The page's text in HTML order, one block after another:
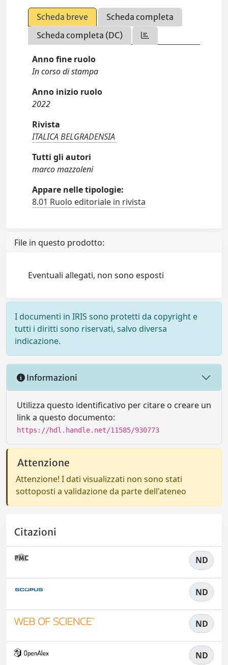
Scheda breve
Scheda completa
Scheda completa (DC)
Anno fine ruolo
In corso di stampa
Anno inizio ruolo
2022
Rivista
ITALICA BELGRADENSIA
Tutti gli autori
marco mazzoleni
Appare nelle tipologie:
8.01 Ruolo editoriale in rivista
File in questo prodotto:
Eventuali allegati, non sono esposti
I documenti in IRIS sono protetti da copyright e
tutti i diritti sono riservati, salvo diversa
indicazione.
Informazioni
Utilizza questo identificativo per citare o creare un
link a questo documento:
https://hdl.handle.net/11585/930773
Attenzione
Attenzione! I dati visualizzati non sono stati
sottoposti a validazione da parte dell'ateneo
Citazioni
ND
ND
ND
ND